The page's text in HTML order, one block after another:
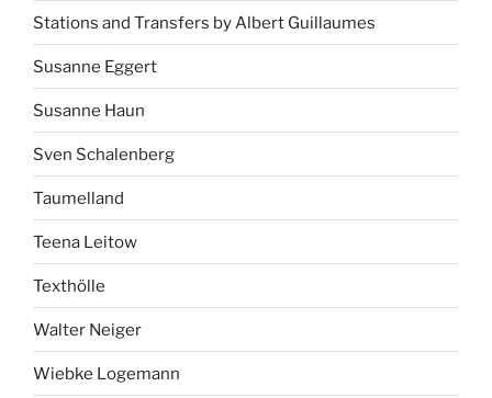
Stations and Transfers by Albert Guillaumes
Susanne Eggert
Susanne Haun
Sven Schalenberg
Taumelland
Teena Leitow
Texthölle
Walter Neiger
Wiebke Logemann